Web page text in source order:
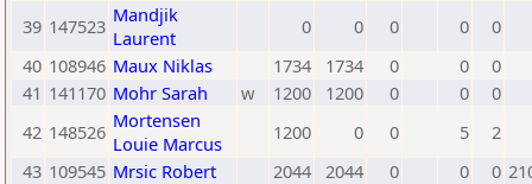
39 147523 Mandjik
Laurent
0 0 0 0
0
40 108946 Maux Niklas 1734 1734 0 0
0
41 141170 Mohr Sarah w 1200 1200 0 0
0
42 148526 Mortensen
Louie Marcus
1200 0 0 5
2
43 109545 Mrsic Robert 2044 2044 0 0 0